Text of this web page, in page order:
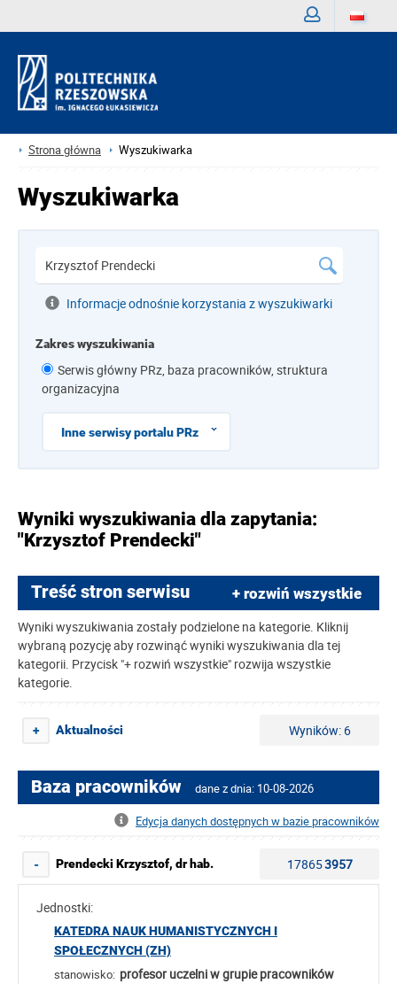
Strona główna Wyszukiwarka
Wyszukiwarka
Informacje odnośnie korzystania z wyszukiwarki
Zakres wyszukiwania
Serwis główny PRz, baza pracowników, struktura
organizacyjna
Inne serwisy portalu PRz
Wyniki wyszukiwania dla zapytania:
"Krzysztof Prendecki"
Treść stron serwisu + rozwiń wszystkie
Wyniki wyszukiwania zostały podzielone na kategorie. Kliknij
wybraną pozycję aby rozwinąć wyniki wyszukiwania dla tej
kategorii. Przycisk "+ rozwiń wszystkie" rozwija wszystkie
kategorie.
+ Aktualności Wyników: 6
Baza pracowników dane z dnia: 10-08-2026
Edycja danych dostępnych w bazie pracowników
- Prendecki Krzysztof, dr hab. 178653957
Jednostki:
KATEDRA NAUK HUMANISTYCZNYCH I
SPOŁECZNYCH (ZH)
stanowisko: profesor uczelni w grupie pracowników